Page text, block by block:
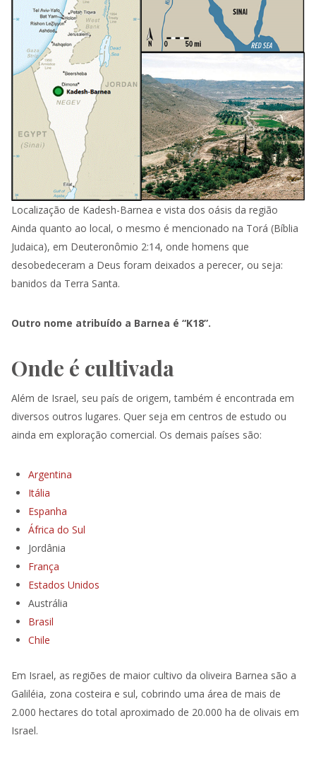
Localização de Kadesh-Barnea e vista dos oásis da região
Ainda quanto ao local, o mesmo é mencionado na Torá (Bíblia
Judaica), em Deuteronômio 2:14, onde homens que
desobedeceram a Deus foram deixados a perecer, ou seja:
banidos da Terra Santa.
Outro nome atribuído a Barnea é “K18”.
Onde é cultivada
Além de Israel, seu país de origem, também é encontrada em
diversos outros lugares. Quer seja em centros de estudo ou
ainda em exploração comercial. Os demais países são:
Argentina
Itália
Espanha
África do Sul
Jordânia
França
Estados Unidos
Austrália
Brasil
Chile
Em Israel, as regiões de maior cultivo da oliveira Barnea são a
Galiléia, zona costeira e sul, cobrindo uma área de mais de
2.000 hectares do total aproximado de 20.000 ha de olivais em
Israel.